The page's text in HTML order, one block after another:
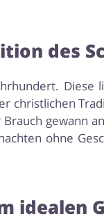
des
christlichen
gewann
ohne
idealen